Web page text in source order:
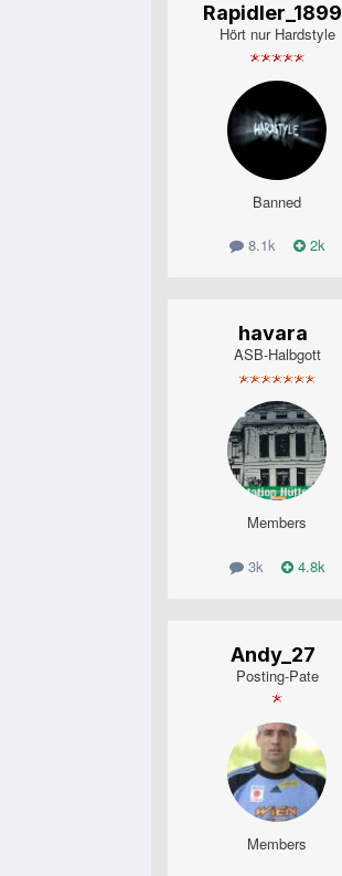
Rapidler_1899
Hört nur Hardstyle
Banned
8.1k 2k
havara
ASB-Halbgott
Members
3k 4.8k
Andy_27
Posting-Pate
Members